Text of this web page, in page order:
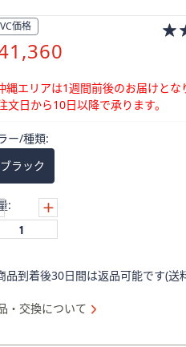
価格
縄エリアは1週間前後のお届けとな
文日から10日以降で承ります。
ー/種類:
ブラック
:
品到着後30日間は返品可能です(送
・交換について